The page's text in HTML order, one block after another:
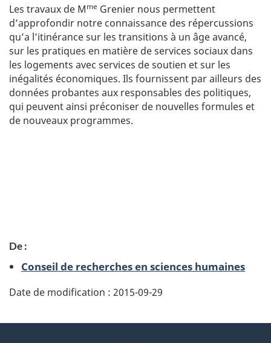
c
e
s
h
u
m
a
i
n
Les travaux de Mme Grenier nous permettent
d’approfondir notre connaissance des répercussions
qu’a l’itinérance sur les transitions à un âge avancé,
sur les pratiques en matière de services sociaux dans
les logements avec services de soutien et sur les
inégalités économiques. Ils fournissent par ailleurs des
données probantes aux responsables des politiques,
qui peuvent ainsi préconiser de nouvelles formules et
de nouveaux programmes.
a
De :
Conseil de recherches en sciences humaines
Date de modification : 2015-09-29